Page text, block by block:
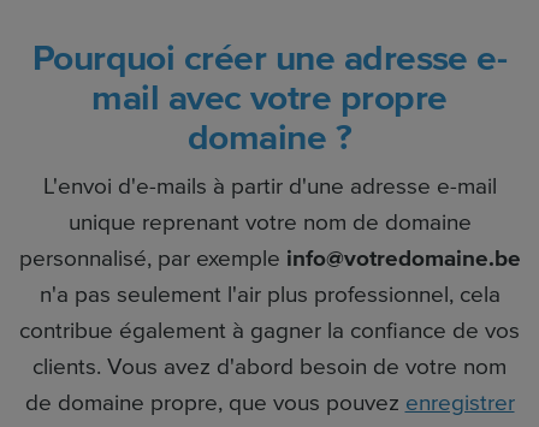
Pourquoi créer une adresse e-
mail avec votre propre
domaine ?
L'envoi d'e-mails à partir d'une adresse e-mail
unique reprenant votre nom de domaine
personnalisé, par exemple info@votredomaine.be
n'a pas seulement l'air plus professionnel, cela
contribue également à gagner la confiance de vos
clients. Vous avez d'abord besoin de votre nom
de domaine propre, que vous pouvez enregistrer